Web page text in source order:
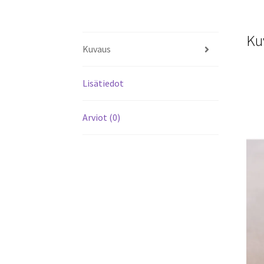
Kuvaus
Lisätiedot
Arviot (0)